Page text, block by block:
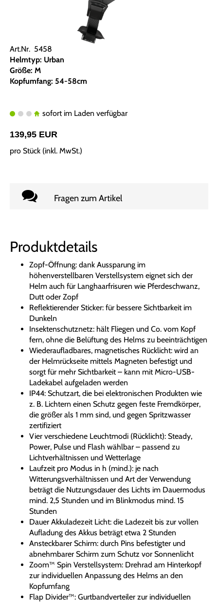
Art.Nr. 5458
Helmtyp: Urban
Größe: M
Kopfumfang: 54-58cm
sofort im Laden verfügbar
139,95 EUR
pro Stück (inkl. MwSt.)
Fragen zum Artikel
Produktdetails
Zopf-Öffnung: dank Aussparung im
höhenverstellbaren Verstellsystem eignet sich der
Helm auch für Langhaarfrisuren wie Pferdeschwanz,
Dutt oder Zopf
Reflektierender Sticker: für bessere Sichtbarkeit im
Dunkeln
Insektenschutznetz: hält Fliegen und Co. vom Kopf
fern, ohne die Belüftung des Helms zu beeinträchtigen
Wiederaufladbares, magnetisches Rücklicht: wird an
der Helmrückseite mittels Magneten befestigt und
sorgt für mehr Sichtbarkeit – kann mit Micro-USB-
Ladekabel aufgeladen werden
IP44: Schutzart, die bei elektronischen Produkten wie
z. B. Lichtern einen Schutz gegen feste Fremdkörper,
die größer als 1 mm sind, und gegen Spritzwasser
zertifiziert
Vier verschiedene Leuchtmodi (Rücklicht): Steady,
Power, Pulse und Flash wählbar – passend zu
Lichtverhältnissen und Wetterlage
Laufzeit pro Modus in h (mind.): je nach
Witterungsverhältnissen und Art der Verwendung
beträgt die Nutzungsdauer des Lichts im Dauermodus
mind. 2,5 Stunden und im Blinkmodus mind. 15
Stunden
Dauer Akkuladezeit Licht: die Ladezeit bis zur vollen
Aufladung des Akkus beträgt etwa 2 Stunden
Ansteckbarer Schirm: durch Pins befestigter und
abnehmbarer Schirm zum Schutz vor Sonnenlicht
Zoom™ Spin Verstellsystem: Drehrad am Hinterkopf
zur individuellen Anpassung des Helms an den
Kopfumfang
Flap Divider™: Gurtbandverteiler zur individuellen